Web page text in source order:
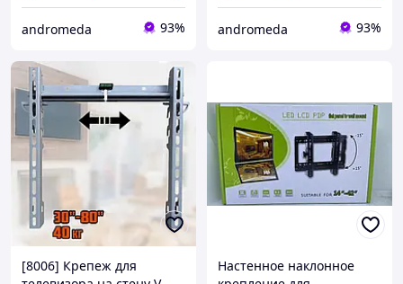
andromeda 93% andromeda 93%
[8006] Крепеж для
Настенное наклонное